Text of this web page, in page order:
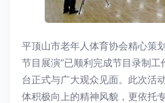
平顶山市老年人体育协会精心策
节目展演”已顺利完成节目录制
台正式与广大观众见面。此次活
体积极向上的精神风貌，更依托